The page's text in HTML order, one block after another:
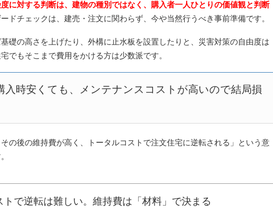
に対する判断は、建物の種別ではなく、購入者一人ひとりの価値観と判断
ドチェックは、建売・注文に関わらず、今や当然行うべき事前準備です。
礎の高さを上げたり、外構に止水板を設置したりと、災害対策の自由度は
でもそこまで費用をかける方は少数派です。
入時安くても、メンテナンスコストが高いので結局損
その後の維持費が高く、トータルコストで注文住宅に逆転される」という意
で逆転は難しい。維持費は「材料」で決まる